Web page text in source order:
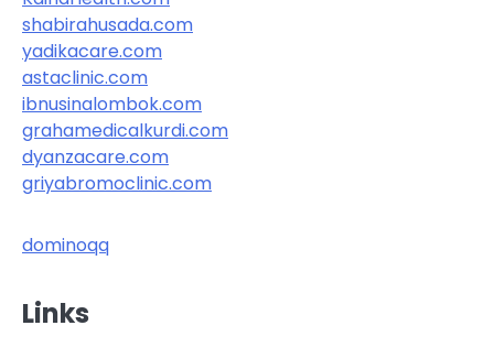
shabirahusada.com
yadikacare.com
astaclinic.com
ibnusinalombok.com
grahamedicalkurdi.com
dyanzacare.com
griyabromoclinic.com
dominoqq
Links